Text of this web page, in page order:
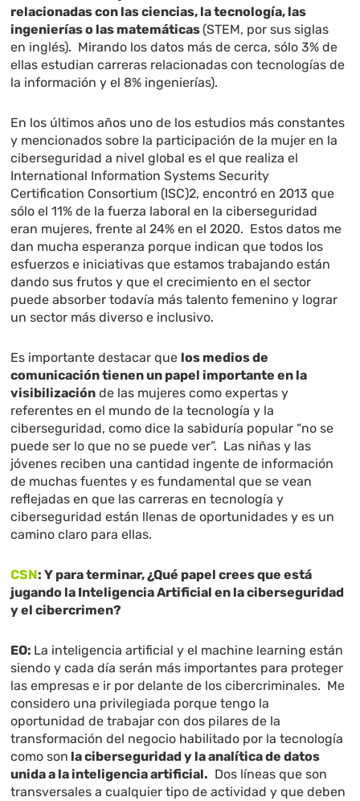
relacionadas con las ciencias, la tecnología, las
ingenierías o las matemáticas (STEM, por sus siglas
en inglés). Mirando los datos más de cerca, sólo 3% de
ellas estudian carreras relacionadas con tecnologías de
la información y el 8% ingenierías).
En los últimos años uno de los estudios más constantes
y mencionados sobre la participación de la mujer en la
ciberseguridad a nivel global es el que realiza el
International Information Systems Security
Certification Consortium (ISC)2, encontró en 2013 que
sólo el 11% de la fuerza laboral en la ciberseguridad
eran mujeres, frente al 24% en el 2020. Estos datos me
dan mucha esperanza porque indican que todos los
esfuerzos e iniciativas que estamos trabajando están
dando sus frutos y que el crecimiento en el sector
puede absorber todavía más talento femenino y lograr
un sector más diverso e inclusivo.
Es importante destacar que los medios de
comunicación tienen un papel importante en la
visibilización de las mujeres como expertas y
referentes en el mundo de la tecnología y la
ciberseguridad, como dice la sabiduría popular “no se
puede ser lo que no se puede ver”. Las niñas y las
jóvenes reciben una cantidad ingente de información
de muchas fuentes y es fundamental que se vean
reflejadas en que las carreras en tecnología y
ciberseguridad están llenas de oportunidades y es un
camino claro para ellas.
CSN:Y para terminar, ¿Qué papel crees que está
jugando la Inteligencia Artificial en la ciberseguridad
y el cibercrimen?
EO: La inteligencia artificial y el machine learning están
siendo y cada día serán más importantes para proteger
las empresas e ir por delante de los cibercriminales. Me
considero una privilegiada porque tengo la
oportunidad de trabajar con dos pilares de la
transformación del negocio habilitado por la tecnología
como son la ciberseguridad y la analítica de datos
unida a la inteligencia artificial. Dos líneas que son
transversales a cualquier tipo de actividad y que deben